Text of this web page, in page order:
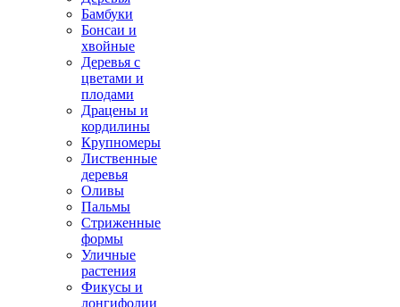
Бамбуки
Бонсаи и
хвойные
Деревья с
цветами и
плодами
Драцены и
кордилины
Крупномеры
Лиственные
деревья
Оливы
Пальмы
Стриженные
формы
Уличные
растения
Фикусы и
лонгифолии